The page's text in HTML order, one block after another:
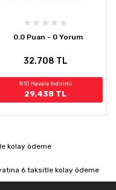
0.0 Puan - 0 Yorum
32.708 TL
%10 Havale İndirimi
29.438 TL